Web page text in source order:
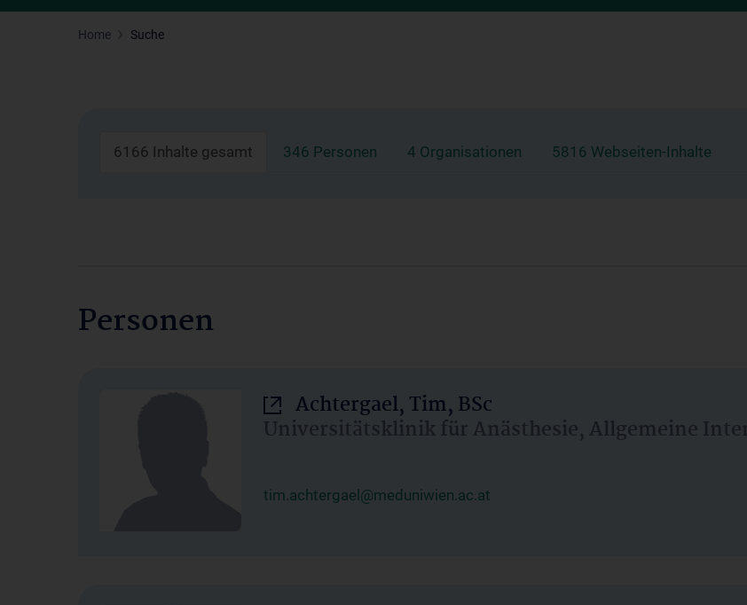
Home Suche
6166 Inhalte gesamt 346 Personen 4 Organisationen 5816 Webseiten-Inhalte
Personen
Achtergael, Tim, BSc
Universitätsklinik für Anästhesie, Allgemeine
tim.achtergael@meduniwien.ac.at